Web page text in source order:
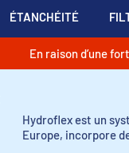
ÉTANCHÉITÉ
En raison d’une
Hydroflex est un
Europe, incorpore